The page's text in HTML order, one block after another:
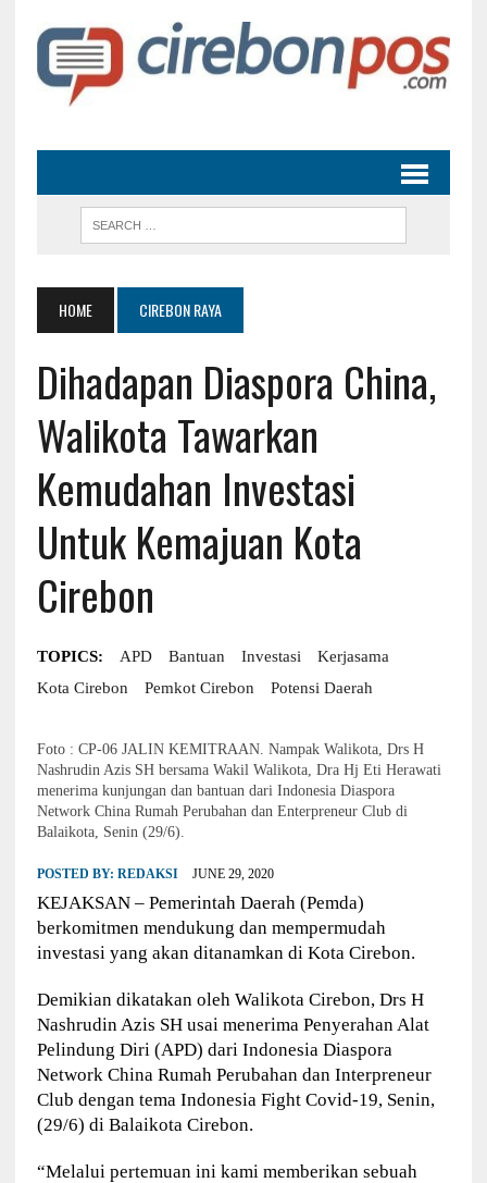
HOME CIREBON RAYA
Dihadapan Diaspora China,
Walikota Tawarkan
Kemudahan Investasi
Untuk Kemajuan Kota
Cirebon
TOPICS: APD Bantuan Investasi
Kerjasama
Kota Cirebon
Pemkot Cirebon Potensi Daerah
Foto : CP-06 JALIN KEMITRAAN. Nampak Walikota, Drs H
Nashrudin Azis SH bersama Wakil Walikota, Dra Hj Eti Herawati
menerima kunjungan dan bantuan dari Indonesia Diaspora
Network China Rumah Perubahan dan Enterpreneur Club di
Balaikota, Senin (29/6).
POSTED BY: REDAKSI JUNE 29, 2020
KEJAKSAN – Pemerintah Daerah (Pemda)
berkomitmen mendukung dan mempermudah
investasi yang akan ditanamkan di Kota Cirebon.
Demikian dikatakan oleh Walikota Cirebon, Drs H
Nashrudin Azis SH usai menerima Penyerahan Alat
Pelindung Diri (APD) dari Indonesia Diaspora
Network China Rumah Perubahan dan Interpreneur
Club dengan tema Indonesia Fight Covid-19, Senin,
(29/6) di Balaikota Cirebon.
“Melalui pertemuan ini kami memberikan sebuah